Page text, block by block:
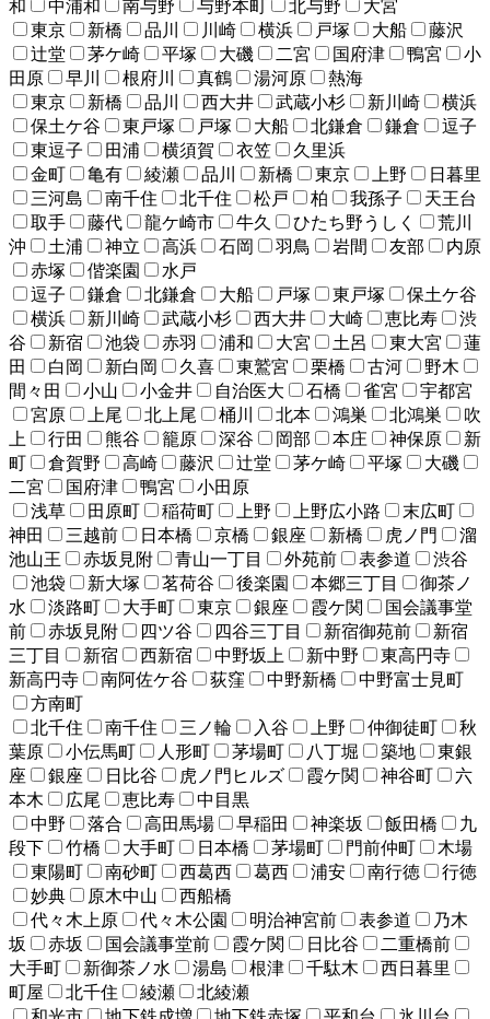
和
中浦和 南与野 与野本町 北与野
大宮
東京
新橋 品川 川崎 横浜 戸塚 大船
藤沢
辻堂
茅ケ崎 平塚 大磯 二宮 国府津 鴨宮
小
田原
早川 根府川 真鶴 湯河原
熱海
東京
新橋 品川 西大井 武蔵小杉 新川崎
横浜
保土ケ谷
東戸塚 戸塚 大船 北鎌倉 鎌倉
逗子
東逗子
田浦 横須賀 衣笠
久里浜
金町
亀有 綾瀬 品川 新橋 東京 上野
日暮里
三河島
南千住 北千住 松戸 柏 我孫子
天王台
取手
藤代 龍ケ崎市 牛久 ひたち野うしく
荒川
沖
土浦 神立 高浜 石岡 羽鳥 岩間 友部
内原
赤塚
偕楽園
水戸
逗子
鎌倉 北鎌倉 大船 戸塚 東戸塚
保土ケ谷
横浜
新川崎 武蔵小杉 西大井 大崎 恵比寿
渋
谷
新宿 池袋 赤羽 浦和 大宮 土呂 東大宮
蓮
田
白岡 新白岡 久喜 東鷲宮 栗橋 古河
野木
間々田
小山 小金井 自治医大 石橋 雀宮
宇都宮
宮原
上尾 北上尾 桶川 北本 鴻巣 北鴻巣
吹
上
行田 熊谷 籠原 深谷 岡部 本庄 神保原
新
町
倉賀野 高崎 藤沢 辻堂 茅ケ崎 平塚
大磯
二宮
国府津 鴨宮
小田原
浅草
田原町 稲荷町 上野 上野広小路
末広町
神田
三越前 日本橋 京橋 銀座 新橋 虎ノ門
溜
池山王
赤坂見附 青山一丁目 外苑前 表参道
渋谷
池袋
新大塚 茗荷谷 後楽園 本郷三丁目
御茶ノ
水
淡路町 大手町 東京 銀座 霞ケ関
国会議事堂
前
赤坂見附 四ツ谷 四谷三丁目 新宿御苑前
新宿
三丁目
新宿 西新宿 中野坂上 新中野
東高円寺
新高円寺
南阿佐ケ谷 荻窪 中野新橋
中野富士見町
方南町
北千住
南千住 三ノ輪 入谷 上野 仲御徒町
秋
葉原
小伝馬町 人形町 茅場町 八丁堀 築地
東銀
座
銀座 日比谷 虎ノ門ヒルズ 霞ケ関 神谷町
六
本木
広尾 恵比寿
中目黒
中野
落合 高田馬場 早稲田 神楽坂 飯田橋
九
段下
竹橋 大手町 日本橋 茅場町 門前仲町
木場
東陽町
南砂町 西葛西 葛西 浦安 南行徳
行徳
妙典
原木中山
西船橋
代々木上原
代々木公園 明治神宮前 表参道
乃木
坂
赤坂 国会議事堂前 霞ケ関 日比谷
二重橋前
大手町
新御茶ノ水 湯島 根津 千駄木
西日暮里
町屋
北千住 綾瀬
北綾瀬